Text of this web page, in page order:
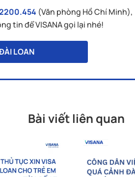
(Văn phòng Hồ Chí Minh),
tin để VISANA gọi lại nhé!
LOAN
Bài viết liên quan